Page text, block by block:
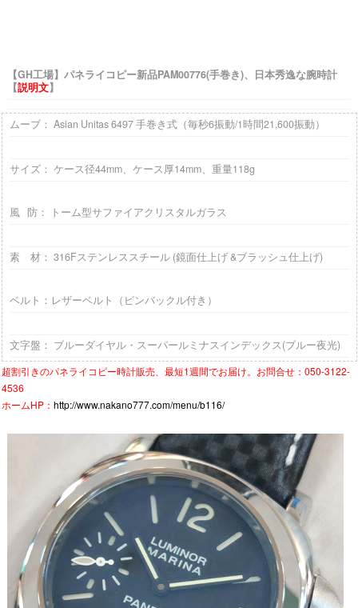
【GH工場】パネライコピー新品PAM00776(手巻き)、日本秀逸な腕時計
【説明文】
ムーブ： Asian Unitas 6497 手巻き式（毎秒6振動/1時間21,600振動）
サイズ： ケース径44mm、ケース厚14mm、重量118g
風 防： トーム型サファイアクリスタルガラス
素 材： 316Fステンレススチール (鏡面仕上げ &ブラッシュ仕上げ)
ベルト：レザーベルト（ピンバックル付き）
文字盤： ブルーダイヤル・スーパールミナスインデックス(ブルー夜光)
超割引きのパネライコピー時計販売、最短1週間でお届け。お問合せ：050-3122-
4536
ホームHP： http://www.nakano777.com/menu/b116/